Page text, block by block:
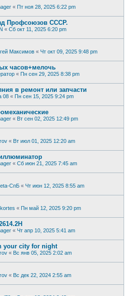
« Пт ноя 28, 2025 6:22 pm
Профсоюзов СССР.
« Сб окт 11, 2025 6:20 pm
Максимов « Чт окт 09, 2025 9:48 pm
часов+мелочь
« Пн сен 29, 2025 8:38 pm
в ремонт или запчасти
08 « Пн сен 15, 2025 9:24 pm
« Вт сен 02, 2025 12:49 pm
« Вт июл 01, 2025 12:20 am
« Сб июн 21, 2025 7:45 am
СпБ « Чт июн 12, 2025 8:55 am
« Пн май 12, 2025 9:20 pm
« Чт апр 10, 2025 5:41 am
your city for night
« Вс янв 05, 2025 2:02 am
« Вс дек 22, 2024 2:55 am